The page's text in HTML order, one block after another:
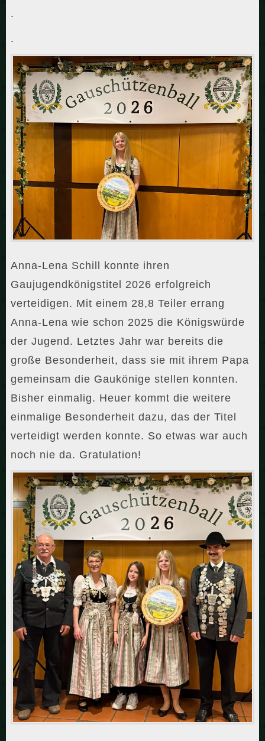
.
.
Anna-Lena Schill konnte ihren
Gaujugendkönigstitel 2026 erfolgreich
verteidigen. Mit einem 28,8 Teiler errang
Anna-Lena wie schon 2025 die Königswürde
der Jugend. Letztes Jahr war bereits die
große Besonderheit, dass sie mit ihrem Papa
gemeinsam die Gaukönige stellen konnten.
Bisher einmalig. Heuer kommt die weitere
einmalige Besonderheit dazu, das der Titel
verteidigt werden konnte. So etwas war auch
noch nie da. Gratulation!